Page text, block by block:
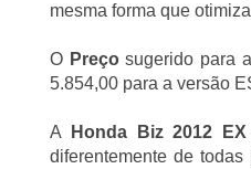
mesma forma que
O Preçosugerido para
5.854,00 para a versão
A Honda Biz 2012 EX
diferentemente de